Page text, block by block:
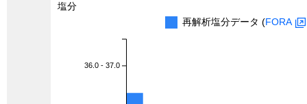
塩分
再解析塩分データ (FORA
36.0 - 37.0